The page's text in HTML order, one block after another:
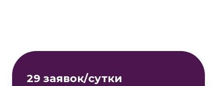
29 заявок/сутки